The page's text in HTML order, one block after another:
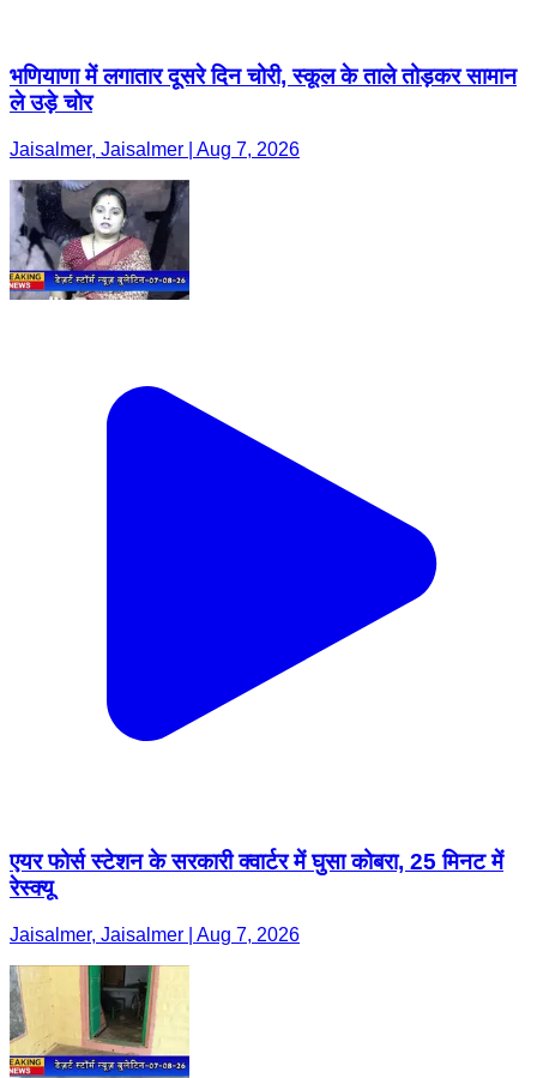
भणियाणा में लगातार दूसरे दिन चोरी, स्कूल के ताले तोड़कर सामान
ले उड़े चोर
Jaisalmer, Jaisalmer | Aug 7, 2026
एयर फोर्स स्टेशन के सरकारी क्वार्टर में घुसा कोबरा, 25 मिनट में
रेस्क्यू
Jaisalmer, Jaisalmer | Aug 7, 2026